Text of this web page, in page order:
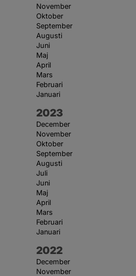
November
Oktober
September
Augusti
Juni
Maj
April
Mars
Februari
Januari
År:
2023
December
November
Oktober
September
Augusti
Juli
Juni
Maj
April
Mars
Februari
Januari
År:
2022
December
November